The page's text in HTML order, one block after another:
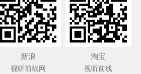
新浪
视听前线网
淘宝
视听前线